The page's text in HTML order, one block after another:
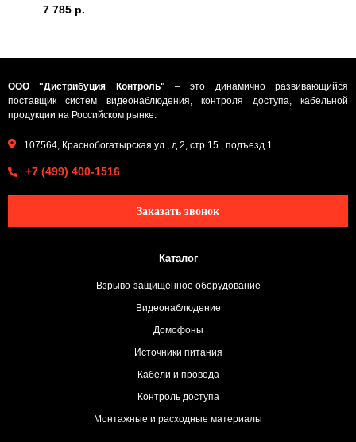
7 785 р.
ООО "Дистрибуция Контроль" – это динамично развивающийся
поставщик систем видеонаблюдения, контроля доступа, кабельной
продукции на Российском рынке.
107564, Краснобогатырская ул., д.2, стр.15., подъезд 1
+7 (499) 400-1516
Заказать звонок
Каталог
Взрыво-защищенное оборудование
Видеонаблюдение
Домофоны
Источники питания
Кабели и провода
Контроль доступа
Монтажные и расходные материалы